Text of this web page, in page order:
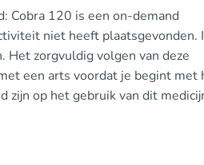
Cobra 120 is een on-demand
niet heeft plaatsgevonden.
zorgvuldig volgen van deze
een arts voordat je begint met
zijn op het gebruik van dit